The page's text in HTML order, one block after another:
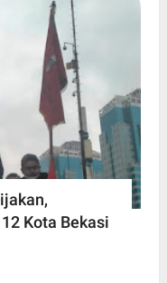
Kota Bekasi